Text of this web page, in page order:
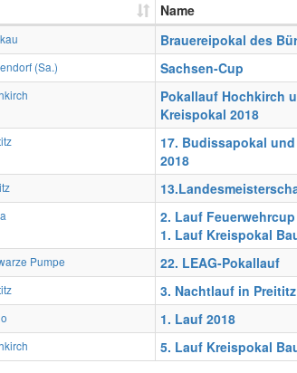
Name
Brauereipokal des
(Sa.) Sachsen-Cup
Pokallauf Hochkirch
Kreispokal 2018
17. Budissapokal
2018
2. Lauf
1. Lauf Kreispokal
Pumpe 22. LEAG-Pokallauf
3. Nachtlauf in Preititz
1. Lauf 2018
5. Lauf Kreispokal